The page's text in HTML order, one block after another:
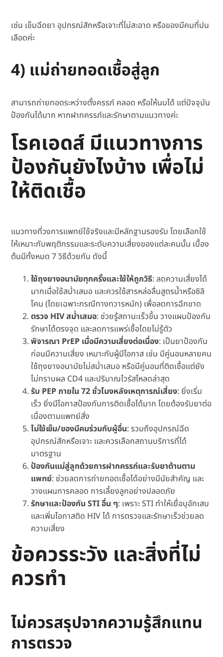
เช่น เข็มฉีดยา อุปกรณ์สักหรือเจาะที่ไม่สะอาด หรือของมีคมที่ปน
เลือดค่ะ
4) แม่ถ่ายทอดเชื้อสู่ลูก
สามารถถ่ายทอดระหว่างตั้งครรภ์ คลอด หรือให้นมได้ แต่ปัจจุบัน
ป้องกันได้มาก หากฝากครรภ์และรักษาตามแนวทางค่ะ
โรคเอดส์ มีแนวทางการ
ป้องกันยังไงบ้าง เพื่อไม่
ให้ติดเชื้อ
แนวทางที่วงการแพทย์ใช้จริงและมีหลักฐานรองรับ โดยเลือกใช้
ให้เหมาะกับพฤติกรรมและระดับความเสี่ยงของแต่ละคนนั้น เบื้อง
ต้นมีทั้งหมด 7 วิธีด้วยกัน ดังนี้
ใช้ถุงยางอนามัยทุกครั้งและใช้ให้ถูกวิธี: ลดความเสี่ยงได้
มากเมื่อใช้สม่ำเสมอ และควรใช้สารหล่อลื่นสูตรน้ำหรือซิลิ
โคน (โดยเฉพาะกรณีทางทวารหนัก) เพื่อลดการฉีกขาด
ตรวจ HIV สม่ำเสมอ: ช่วยรู้สถานะเร็วขึ้น วางแผนป้องกัน
รักษาได้ตรงจุด และลดการแพร่เชื้อโดยไม่รู้ตัว
พิจารณา PrEP เมื่อมีความเสี่ยงต่อเนื่อง: เป็นยาป้องกัน
ก่อนมีความเสี่ยง เหมาะกับผู้มีโอกาส เช่น มีคู่นอนหลายคน
ใช้ถุงยางอนามัยไม่สม่ำเสมอ หรือมีคู่นอนที่ติดเชื้อแต่ยัง
ไม่ทราบผล CD4 และปริมาณไวรัสโหลดล่าสุด
รับ PEP ภายใน 72 ชั่วโมงหลังเหตุการณ์เสี่ยง: ยิ่งเริ่ม
เร็ว ยิ่งมีโอกาสป้องกันการติดเชื้อได้มาก โดยต้องรับยาต่อ
เนื่องตามแพทย์สั่ง
ไม่ใช้เข็ม/ของมีคมร่วมกับผู้อื่น: รวมถึงอุปกรณ์ฉีด
อุปกรณ์สักหรือเจาะ และควรเลือกสถานบริการที่ได้
มาตรฐาน
ป้องกันแม่สู่ลูกด้วยการฝากครรภ์และรับยาต้านตาม
แพทย์: ช่วยลดการถ่ายทอดเชื้อได้อย่างมีนัยสำคัญ และ
วางแผนการคลอด การเลี้ยงลูกอย่างปลอดภัย
รักษาและป้องกัน STI อื่น ๆ: เพราะ STI ทำให้เยื่อบุอักเสบ
และเพิ่มโอกาสติด HIV ได้ การตรวจและรักษาเร็วช่วยลด
ความเสี่ยง
ข้อควรระวัง และสิ่งที่ไม่
ควรทำ
ไม่ควรสรุปจากความรู้สึกแทน
การตรวจ